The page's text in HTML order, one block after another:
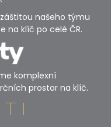
našeho týmu
na klíč po celé ČR.
komplexní
prostor na klíč.